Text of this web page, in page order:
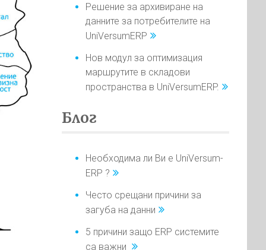
Решение за архивиране на
данните за потребителите на
UniVersumERP
Нов модул за оптимизация
маршрутите в складови
пространства в UniVersumERP.
Блог
Необходима ли Ви е UniVersum-
ERP ?
Често срещани причини за
загуба на данни
5 причини защо ERP системите
са важни